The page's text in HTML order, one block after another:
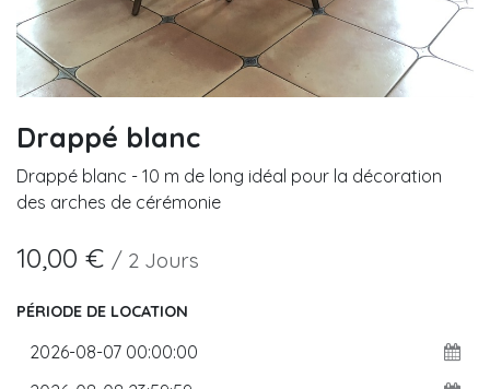
Drappé blanc
Drappé blanc - 10 m de long idéal pour la décoration
des arches de cérémonie
10,00 € / 2 Jours
PÉRIODE DE LOCATION